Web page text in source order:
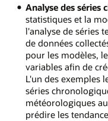
Analyse des séries
statistiques et la
l'analyse de séries
de données
pour les modèles,
variables afin de
L'un des exemples
séries
météorologiques
prédire les